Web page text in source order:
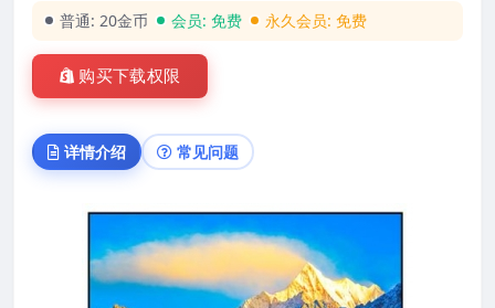
普通: 20金币 会员: 免费 永久会员: 免费
购买下载权限
详情介绍 常见问题